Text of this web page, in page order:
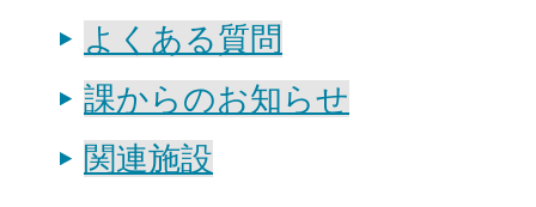
よくある質問
課からのお知らせ
関連施設